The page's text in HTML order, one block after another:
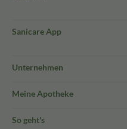
Sanicare App
Unternehmen
Meine Apotheke
So geht's